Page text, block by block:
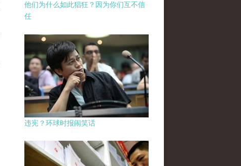
他们为什么如此猖狂？因为你们互不信
任
违宪？环球时报闹笑话